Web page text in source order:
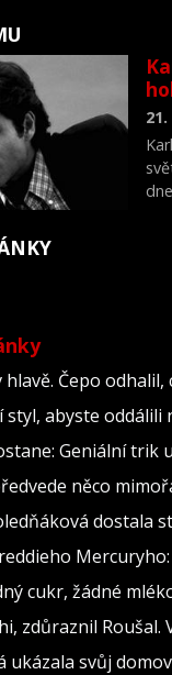
Čepo
abyste oddálili
Geniální trik
něco
dostala
cukr, žádné
zdůraznil Roušal.
ukázala svůj